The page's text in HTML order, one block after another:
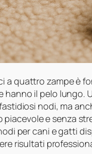
a quattro zampe è
il pelo lungo.
nodi, ma
e senza
per cani e gatti
risultati